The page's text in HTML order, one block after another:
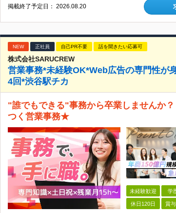
掲載終了予定日：2026.08.20
NEW 正社員 自己PR不要 話を聞きたい応募可
株式会社SARUCREW
営業事務*未経験OK*Web広告の専門性が
4回*渋谷駅チカ
"誰でもできる"事務から卒業しませんか
つく営業事務★
未経験歓迎 学
休日120日 賞